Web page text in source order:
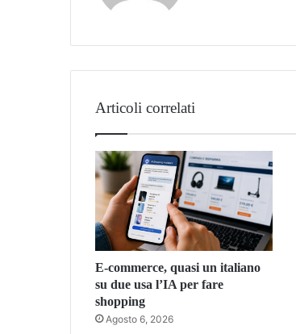
Articoli correlati
E-commerce, quasi un italiano
su due usa l’IA per fare
shopping
Agosto 6, 2026